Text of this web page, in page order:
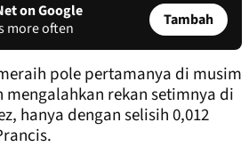
on Google
more often
Tambah
pole pertamanya di musim
mengalahkan rekan setimnya di
hanya dengan selisih 0,012